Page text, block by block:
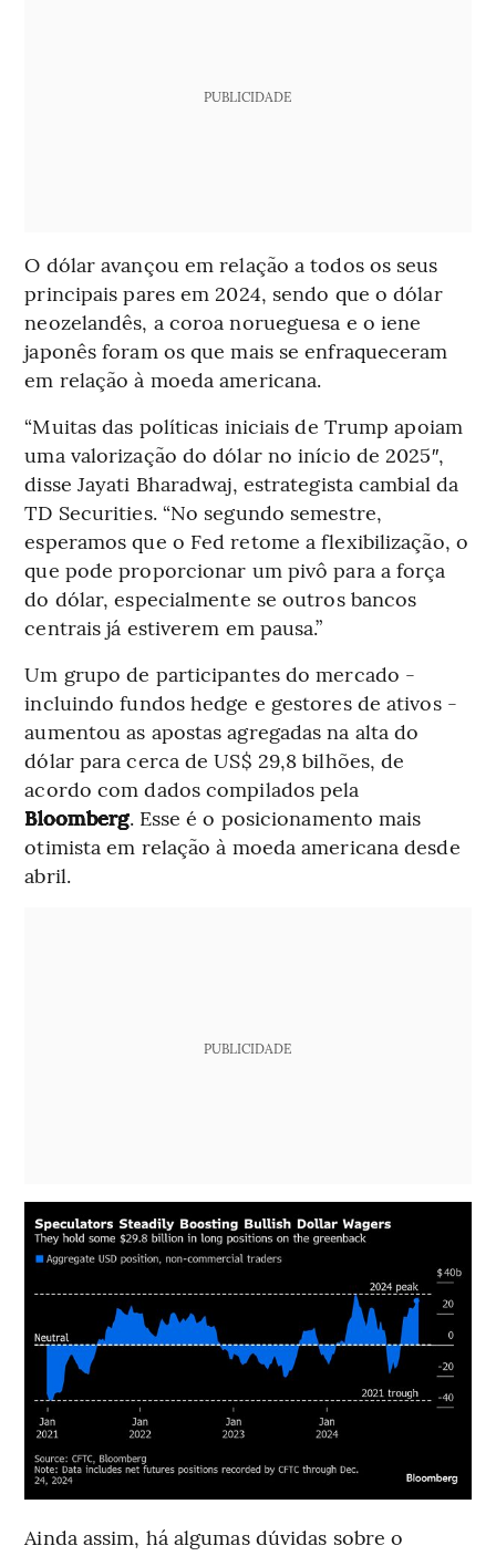
PUBLICIDADE
O dólar avançou em relação a todos os seus
principais pares em 2024, sendo que o dólar
neozelandês, a coroa norueguesa e o iene
japonês foram os que mais se enfraqueceram
em relação à moeda americana.
“Muitas das políticas iniciais de Trump apoiam
uma valorização do dólar no início de 2025″,
disse Jayati Bharadwaj, estrategista cambial da
TD Securities. “No segundo semestre,
esperamos que o Fed retome a flexibilização, o
que pode proporcionar um pivô para a força
do dólar, especialmente se outros bancos
centrais já estiverem em pausa.”
Um grupo de participantes do mercado -
incluindo fundos hedge e gestores de ativos -
aumentou as apostas agregadas na alta do
dólar para cerca de US$ 29,8 bilhões, de
acordo com dados compilados pela
Bloomberg. Esse é o posicionamento mais
otimista em relação à moeda americana desde
abril.
PUBLICIDADE
Ainda assim, há algumas dúvidas sobre o